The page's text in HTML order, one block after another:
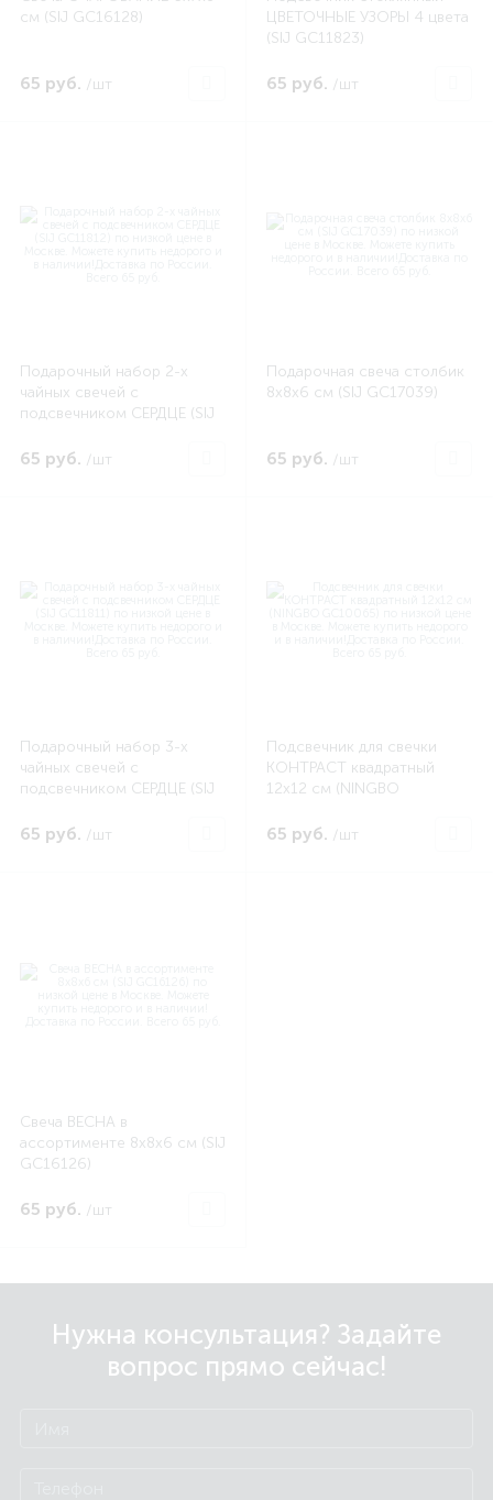
см (SIJ GC16128)
65 руб. /шт
ЦВЕТОЧНЫЕ УЗОРЫ 4 цвета
(SIJ GC11823)
65 руб. /шт
Подарочный набор 2-х
чайных свечей с
подсвечником СЕРДЦЕ (SIJ
65 руб. /шт
Подарочная свеча столбик
8х8х6 см (SIJ GC17039)
65 руб. /шт
Подарочный набор 3-х
чайных свечей с
подсвечником СЕРДЦЕ (SIJ
65 руб. /шт
Подсвечник для свечки
КОНТРАСТ квадратный
12х12 см (NINGBO
65 руб. /шт
Свеча ВЕСНА в
ассортименте 8х8х6 см (SIJ
GC16126)
65 руб. /шт
Нужна консультация? Задайте
вопрос прямо сейчас!